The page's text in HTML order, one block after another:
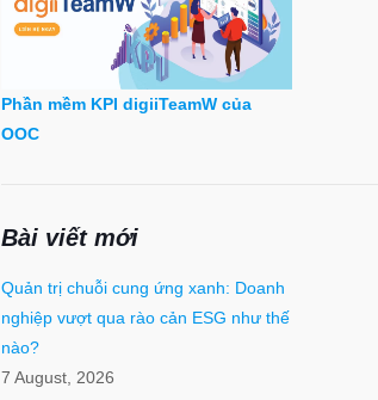
Phần mềm KPI digiiTeamW của
OOC
Bài viết mới
Quản trị chuỗi cung ứng xanh: Doanh
nghiệp vượt qua rào cản ESG như thế
nào?
7 August, 2026